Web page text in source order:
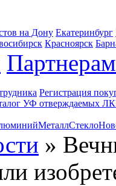
на Дону Екатеринбург
Красноярск
Партнерам
Регистрация
УФ отверждаемых
МеталлСтекло
»